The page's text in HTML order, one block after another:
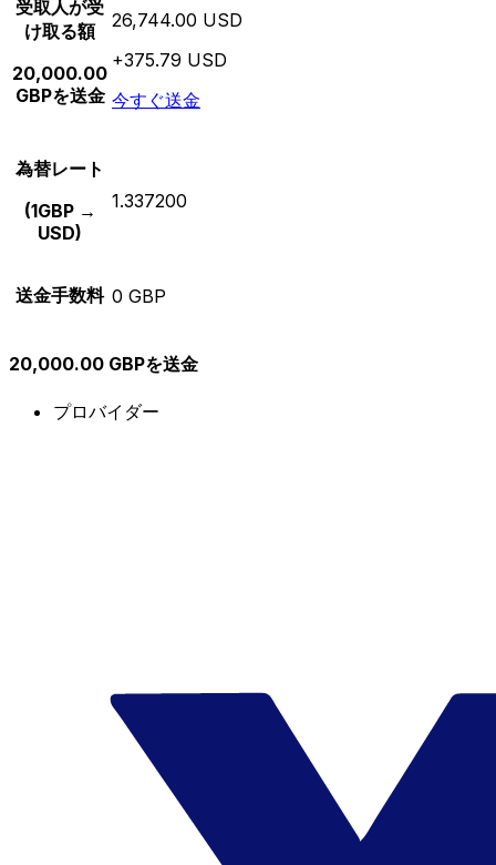
受取人が受
け取る額
20,000.00
GBPを送金
26,744.00 USD
+375.79 USD
今すぐ送金
為替レート
(1GBP →
USD)
1.337200
送金手数料 0 GBP
20,000.00 GBPを送金
プロバイダー